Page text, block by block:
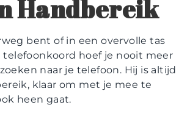
Handbereik
bent of in een overvolle tas
hoef je nooit meer
naar je telefoon. Hij is altijd
klaar om met je mee te
heen gaat.